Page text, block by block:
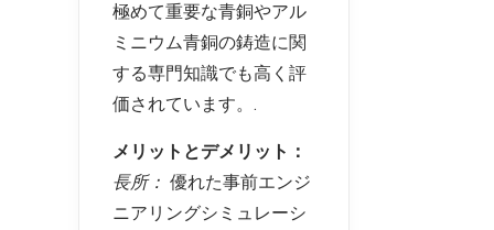
極めて重要な青銅やアル
ミニウム青銅の鋳造に関
する専門知識でも高く評
価されています。.
メリットとデメリット：
長所： 優れた事前エンジ
ニアリングシミュレーシ